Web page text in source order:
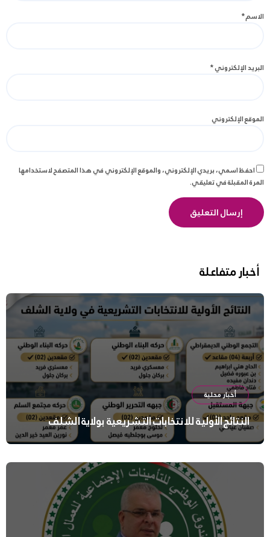
الاسم*
البريد الإلكتروني*
الموقع الإلكتروني
احفظ اسمي، بريدي الإلكتروني، والموقع الإلكتروني في هذا المتصفح لاستخدامها
المرة المقبلة في تعليقي.
أخبار متفاعلة
أخبار محلية
النتائج الأولية للانتخابات التشريعية بولاية الشلف